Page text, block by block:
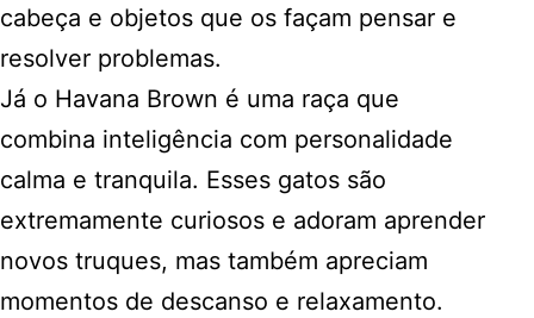
cabeça e objetos que os façam pensar e
resolver problemas.
Já o Havana Brown é uma raça que
combina inteligência com personalidade
calma e tranquila. Esses gatos são
extremamente curiosos e adoram aprender
novos truques, mas também apreciam
momentos de descanso e relaxamento.